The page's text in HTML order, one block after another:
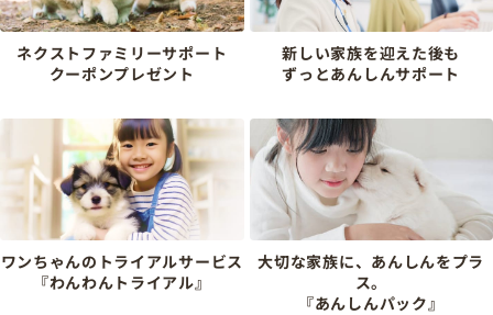
ネクストファミリーサポート
クーポンプレゼント
新しい家族を迎えた後も
ずっとあんしんサポート
ワンちゃんのトライアルサービス
『わんわんトライアル』
大切な家族に、あんしんをプラ
ス。
『あんしんパック』